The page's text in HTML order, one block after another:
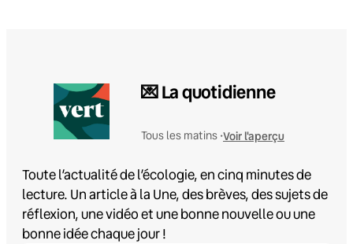
💌 La quotidienne
Tous les matins •Voir l'aperçu
Toute l’actualité de l’écologie, en cinq minutes de
lecture. Un article à la Une, des brèves, des sujets de
réflexion, une vidéo et une bonne nouvelle ou une
bonne idée chaque jour !